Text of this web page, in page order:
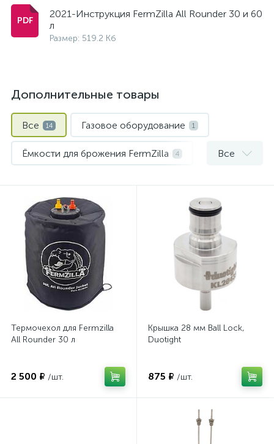
2021-Инструкция FermZilla All Rounder 30 и 60
л
Размер: 519.2 Кб
Дополнительные товары
Все 14 Газовое оборудование 1
Ёмкости для брожения FermZilla 4
Коннекторы, заборные головки и аксессуары для кегов
Охмеление сусла
Пивные краны и колонны
Сифоны переливные, сифоны для розлива с фильтром
Шпунт-аппараты и предохранительные клапаны
Все
Термочехол для Fermzilla
All Rounder 30 л
2 500 ₽ /шт.
Крышка 28 мм Ball Lock,
Duotight
875 ₽ /шт.